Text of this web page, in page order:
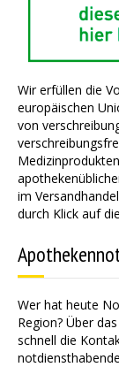
Wir erfüllen die
europäischen
von
im
durch Klick auf
Wer hat heute
Region? Über
schnell die